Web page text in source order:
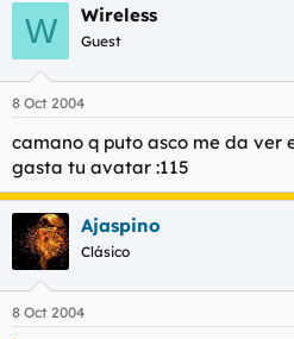
W Wireless
Guest
8 Oct 2004
camano q puto asco me da ver
gasta tu avatar :115
Ajaspino
Clásico
8 Oct 2004